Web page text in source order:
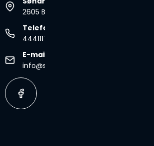
2605 Brøndby, Danmark
Telefonnr.
44411177
E-mail
info@spabad.dk